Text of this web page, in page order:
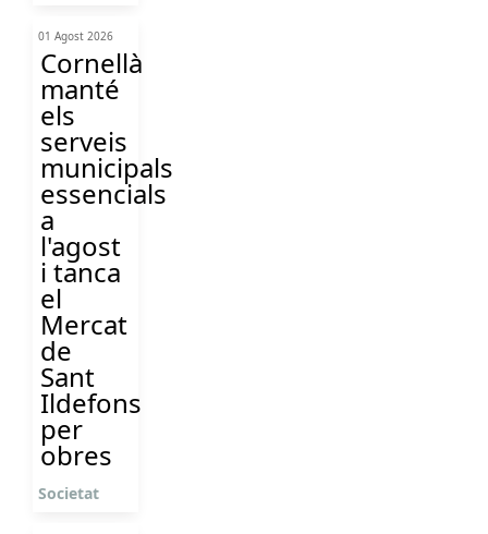
01 Agost 2026
Cornellà
manté
els
serveis
municipals
essencials
a
l'agost
i tanca
el
Mercat
de
Sant
Ildefons
per
obres
Societat